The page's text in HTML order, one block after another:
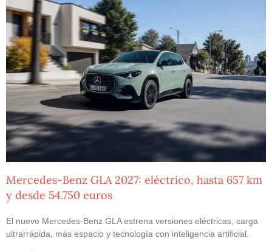
Mercedes-Benz GLA 2027: eléctrico, hasta 657 km
y desde 54.750 euros
El nuevo Mercedes-Benz GLA estrena versiones eléctricas, carga
ultrarrápida, más espacio y tecnología con inteligencia artificial.